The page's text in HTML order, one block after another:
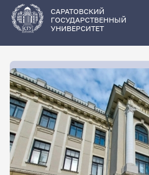
основному
содержанию
САРАТОВСКИЙ
ГОСУДАРСТВЕННЫЙ
УНИВЕРСИТЕТ